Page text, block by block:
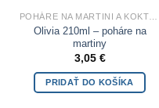
Olivia 210ml – poháre na
martiny
3,05 €
PRIDAŤ DO KOŠÍKA